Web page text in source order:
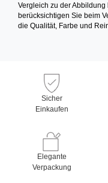
Vergleich zu der
berücksichtigen Sie beim
die Qualität, Farbe und
Sicher
Einkaufen
Elegante
Verpackung